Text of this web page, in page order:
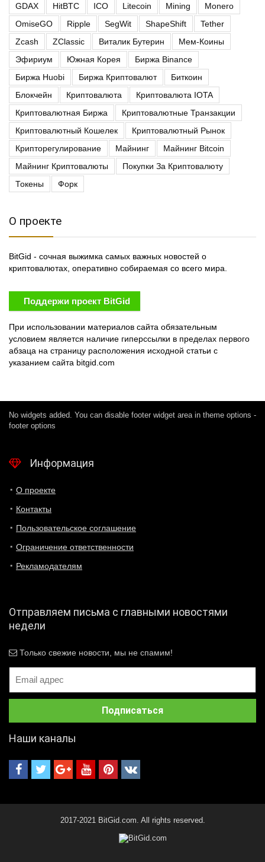
GDAX
HitBTC ICO Litecoin Mining
Monero
OmiseGO
Ripple SegWit ShapeShift
Tether
Zcash
ZClassic Виталик Бутерин
Мем-Коины
Эфириум
Южная Корея
Биржа Binance
Биржа Huobi
Биржа Криптовалют
Биткоин
Блокчейн
Криптовалюта
Криптовалюта IOTA
Криптовалютная Биржа
Криптовалютные Транзакции
Криптовалютный Кошелек
Криптовалютный Рынок
Крипторегулирование
Майнинг
Майнинг Bitcoin
Майнинг Криптовалюты
Покупки За Криптовалюту
Токены
Форк
О проекте
BitGid - сочная выжимка самых важных новостей о
криптовалютах, оперативно собираемая со всего мира.
Поддержи проект BitGid
При использовании материалов сайта обязательным
условием является наличие гиперссылки в пределах первого
абзаца на страницу расположения исходной статьи с
указанием сайта bitgid.com
No widgets added. You can disable footer widget area in theme options -
footer options
Информация
О проекте
Контакты
Пользовательское соглашение
Ограничение ответственности
Рекламодателям
Отправляем письма с главными новостями
недели
Только свежие новости, мы не спамим!
Наши каналы
2017-2021 BitGid.com. All rights reserved.